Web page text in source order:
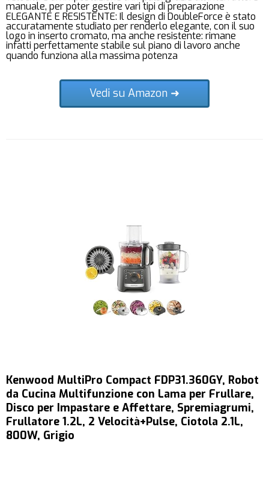
manuale, per poter gestire vari tipi di preparazione
ELEGANTE E RESISTENTE: Il design di DoubleForce è stato
accuratamente studiato per renderlo elegante, con il suo
logo in inserto cromato, ma anche resistente: rimane
infatti perfettamente stabile sul piano di lavoro anche
quando funziona alla massima potenza
Vedi su Amazon ➜
Kenwood MultiPro Compact FDP31.360GY, Robot
da Cucina Multifunzione con Lama per Frullare,
Disco per Impastare e Affettare, Spremiagrumi,
Frullatore 1.2L, 2 Velocità+Pulse, Ciotola 2.1L,
800W, Grigio